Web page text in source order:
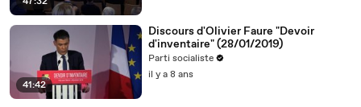
41:42
Discours d'Olivier Faure "Devoir
d'inventaire" (28/01/2019)
Parti socialiste
il y a 8 ans